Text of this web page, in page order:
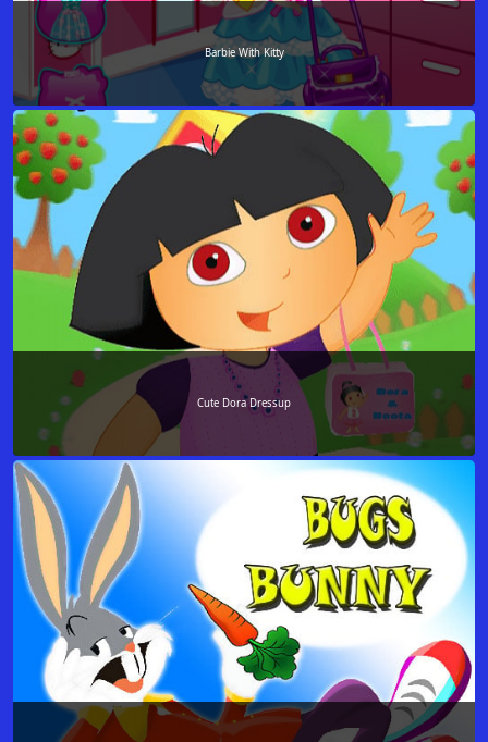
Barbie With Kitty
Cute Dora Dressup